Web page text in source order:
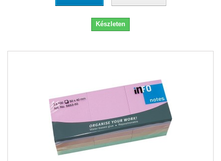
Készleten